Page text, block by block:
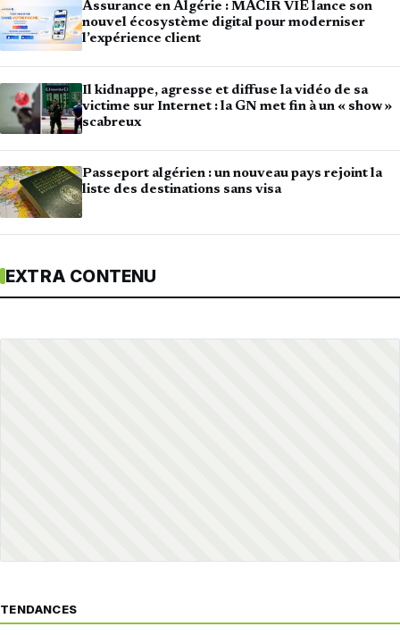
Assurance en Algérie : MACIR VIE lance son
nouvel écosystème digital pour moderniser
l’expérience client
Il kidnappe, agresse et diffuse la vidéo de sa
victime sur Internet : la GN met fin à un « show »
scabreux
Passeport algérien : un nouveau pays rejoint la
liste des destinations sans visa
EXTRA CONTENU
TENDANCES